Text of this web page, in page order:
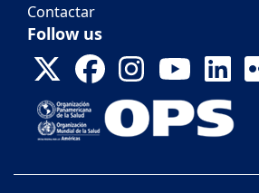
Contactar
Follow us